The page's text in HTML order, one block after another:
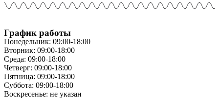
График работы
Понедельник: 09:00-18:00
Вторник: 09:00-18:00
Среда: 09:00-18:00
Четверг: 09:00-18:00
Пятница: 09:00-18:00
Суббота: 09:00-18:00
Воскресенье: не указан